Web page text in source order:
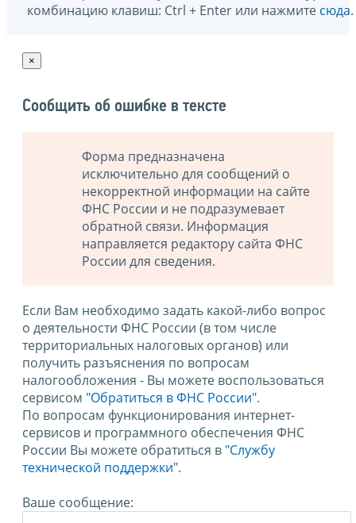
комбинацию клавиш: Ctrl + Enter или нажмите сюда.
×
Сообщить об ошибке в тексте
Форма предназначена
исключительно для сообщений о
некорректной информации на сайте
ФНС России и не подразумевает
обратной связи. Информация
направляется редактору сайта ФНС
России для сведения.
Если Вам необходимо задать какой-либо вопрос
о деятельности ФНС России (в том числе
территориальных налоговых органов) или
получить разъяснения по вопросам
налогообложения - Вы можете воспользоваться
сервисом "Обратиться в ФНС России".
По вопросам функционирования интернет-
сервисов и программного обеспечения ФНС
России Вы можете обратиться в "Службу
технической поддержки".
Ваше сообщение: